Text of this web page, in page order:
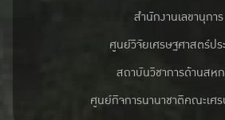
สำนักงานเลขานุการ
ศูนย์วิจัยเศรษฐศาสตร์ป
สถาบันวิชาการด้านส
ศูนย์กิจการนานาชาติคณะเศ